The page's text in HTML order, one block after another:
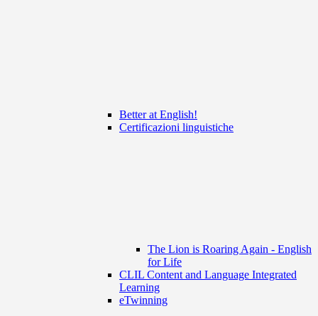
Better at English!
Certificazioni linguistiche
The Lion is Roaring Again - English
for Life
CLIL Content and Language Integrated
Learning
eTwinning